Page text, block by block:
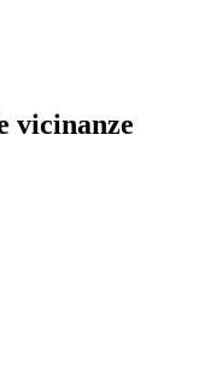
vicinanze